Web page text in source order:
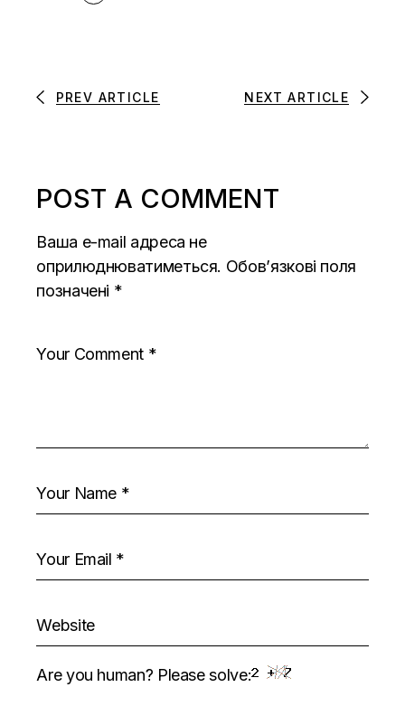
PREV ARTICLE NEXT ARTICLE
POST A COMMENT
Ваша e-mail адреса не
оприлюднюватиметься. Обов’язкові поля
позначені *
Are you human? Please solve: